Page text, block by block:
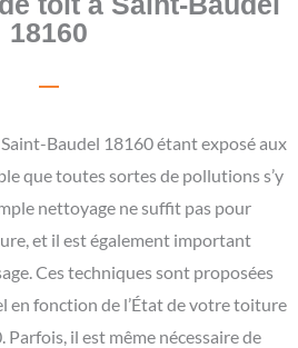
18160
Baudel 18160 étant exposé aux
que toutes sortes de pollutions s’y
nettoyage ne suffit pas pour
et il est également important
Ces techniques sont proposées
en fonction de l’État de votre toiture
il est même nécessaire de